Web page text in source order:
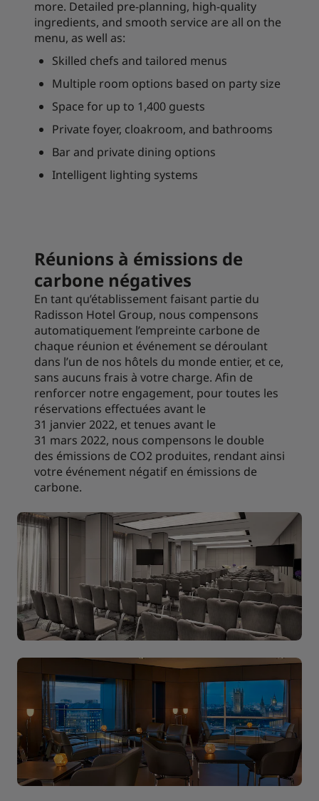
more. Detailed pre-planning, high-quality
ingredients, and smooth service are all on the
menu, as well as:
Skilled chefs and tailored menus
Multiple room options based on party size
Space for up to 1,400 guests
Private foyer, cloakroom, and bathrooms
Bar and private dining options
Intelligent lighting systems
Réunions à émissions de
carbone négatives
En tant qu’établissement faisant partie du
Radisson Hotel Group, nous compensons
automatiquement l’empreinte carbone de
chaque réunion et événement se déroulant
dans l’un de nos hôtels du monde entier, et ce,
sans aucuns frais à votre charge. Afin de
renforcer notre engagement, pour toutes les
réservations effectuées avant le
31 janvier 2022, et tenues avant le
31 mars 2022, nous compensons le double
des émissions de CO2 produites, rendant ainsi
votre événement négatif en émissions de
carbone.